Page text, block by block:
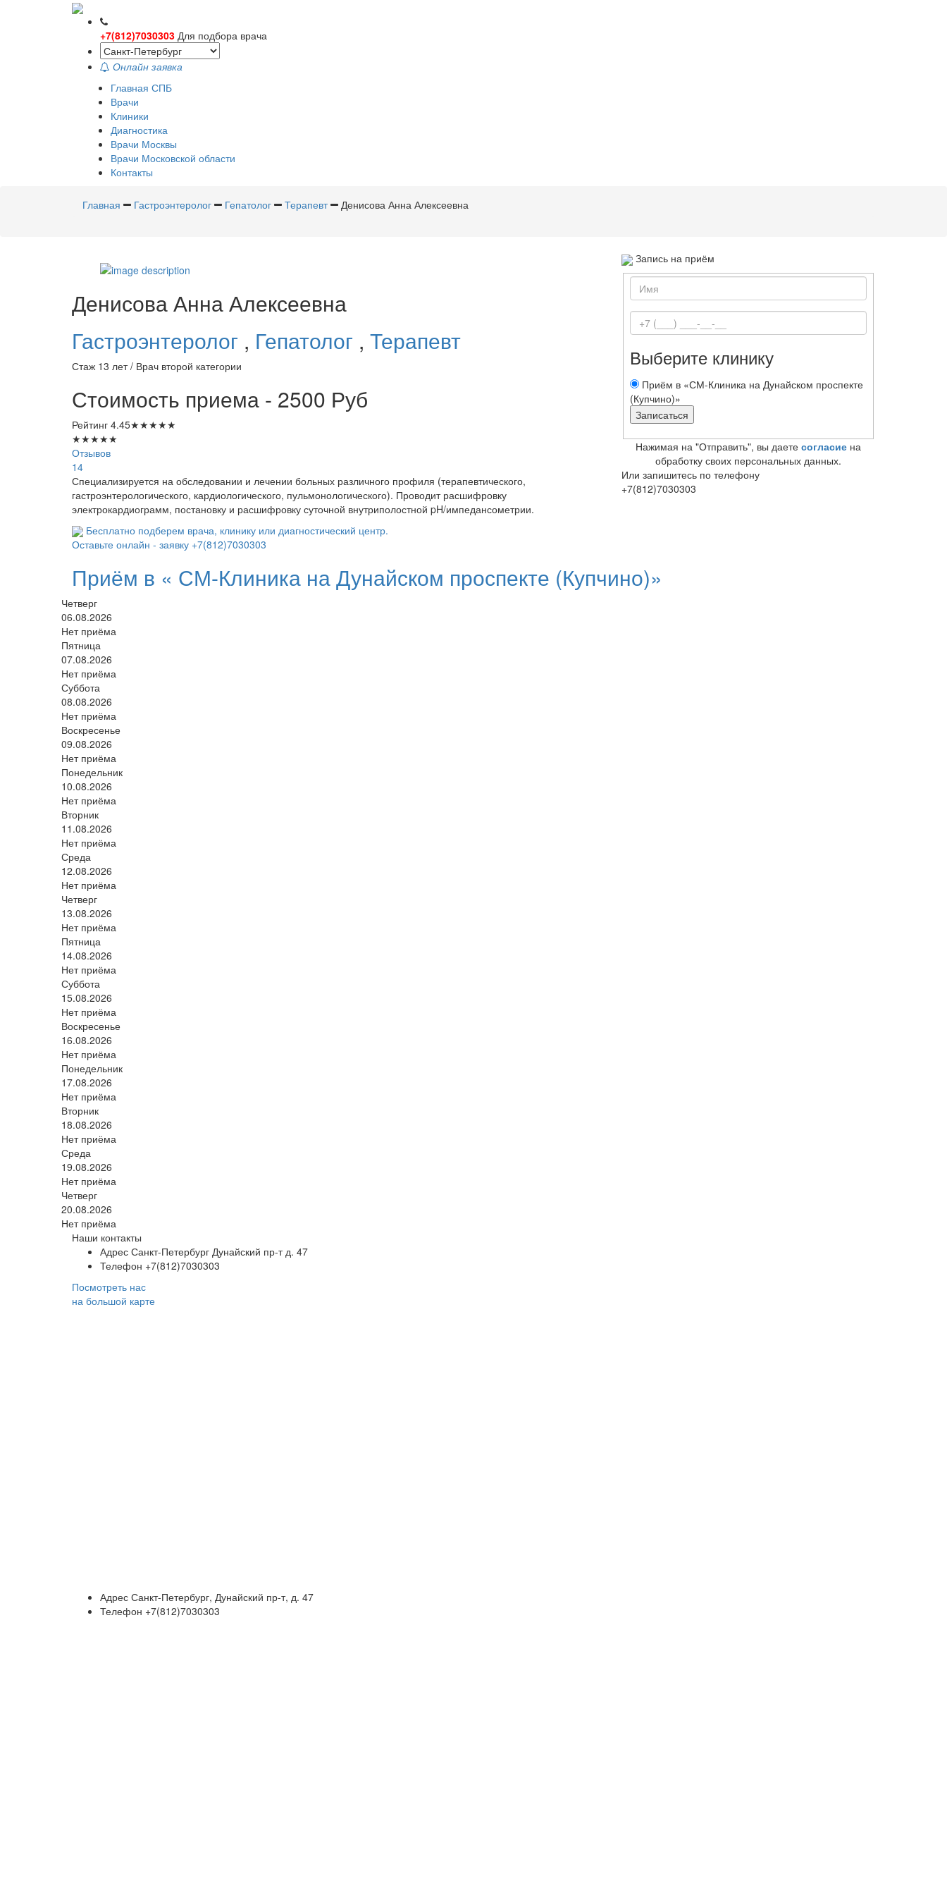
+7(812)7030303 Для подбора врача
Онлайн заявка
Главная СПБ
Врачи
Клиники
Диагностика
Врачи Москвы
Врачи Московской области
Контакты
Главная Гастроэнтеролог Гепатолог Терапевт Денисова Анна Алексеевна
ДенисоваАнна Алексеевна
Гастроэнтеролог , Гепатолог , Терапевт
Стаж 13 лет / Врач второй категории
Стоимость приема - 2500 Руб
Рейтинг 4.45★★★★★
★★★★★
Отзывов
14
Специализируется на обследовании и лечении больных различного профиля (терапевтического,
гастроэнтерологического, кардиологического, пульмонологического). Проводит расшифровку
электрокардиограмм, постановку и расшифровку суточной внутриполостной pH/импедансометрии.
Бесплатно подберем врача, клинику или диагностический центр.
Оставьте онлайн - заявку +7(812)7030303
Запись на приём
Выберите клинику
Приём в «СМ-Клиника на Дунайском проспекте
(Купчино)»
Нажимая на "Отправить", вы даете согласие на
обработку своих персональных данных.
Или запишитесь по телефону
+7(812)7030303
Приём в « СМ-Клиника на Дунайском проспекте (Купчино)»
Четверг
06.08.2026
Нет приёма
Пятница
07.08.2026
Нет приёма
Суббота
08.08.2026
Нет приёма
Воскресенье
09.08.2026
Нет приёма
Понедельник
10.08.2026
Нет приёма
Вторник
11.08.2026
Нет приёма
Среда
12.08.2026
Нет приёма
Четверг
13.08.2026
Нет приёма
Пятница
14.08.2026
Нет приёма
Суббота
15.08.2026
Нет приёма
Воскресенье
16.08.2026
Нет приёма
Понедельник
17.08.2026
Нет приёма
Вторник
18.08.2026
Нет приёма
Среда
19.08.2026
Нет приёма
Четверг
20.08.2026
Нет приёма
Наши контакты
Адрес Санкт-Петербург Дунайский пр-т д. 47
Телефон +7(812)7030303
Посмотреть нас
на большой карте
Адрес Санкт-Петербург, Дунайский пр-т, д. 47
Телефон +7(812)7030303